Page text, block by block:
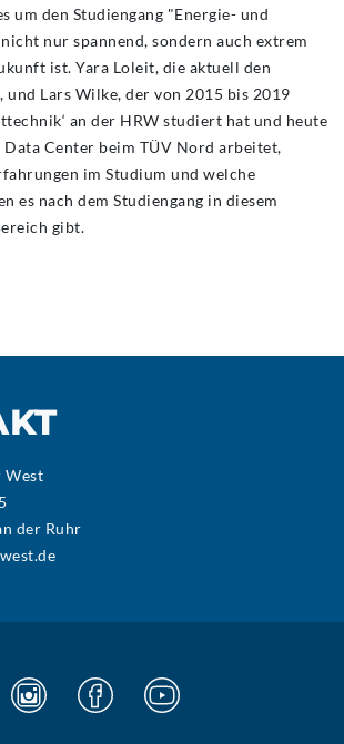
um den Studiengang "Energie- und
nur spannend, sondern auch extrem
ist. Yara Loleit, die aktuell den
und Lars Wilke, der von 2015 bis 2019
an der HRW studiert hat und heute
Center beim TÜV Nord arbeitet,
im Studium und welche
es nach dem Studiengang in diesem
gibt.
West
der Ruhr